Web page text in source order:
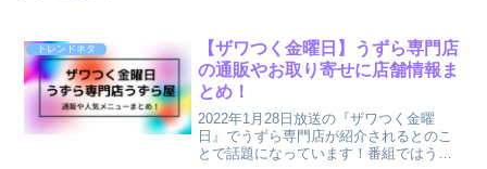
トレンドネタ
【ザワつく金曜日】うずら専門店
の通販やお取り寄せに店舗情報ま
とめ！
2022年1月28日放送の『ザワつく金曜
日』でうずら専門店が紹介されるとのこ
とで話題になっています！番組ではうず